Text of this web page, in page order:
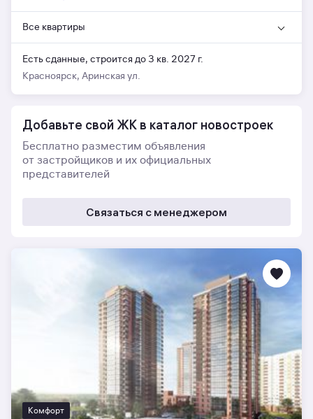
Все квартиры
Есть сданные, строится до 3 кв. 2027 г.
Красноярск, Аринская ул.
Добавьте свой ЖК в каталог новостроек
Бесплатно разместим объявления
от застройщиков и их официальных
представителей
Связаться с менеджером
Комфорт